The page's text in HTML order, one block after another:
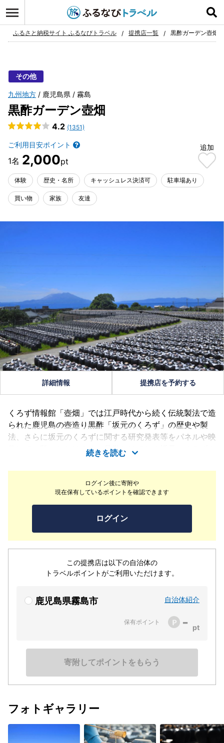
お気に入り
ふるさと納税サイト ふるなびトラベル 提携店一覧 黒酢ガーデン壺畑
その他
九州地方 鹿児島県 霧島
黒酢ガーデン壺畑
4.2 (1351)
ご利用目安ポイント
2,000
追加
体験 歴史・名所 キャッシュレス決済可 駐車場あり
買い物 家族 友達
ログイン後に寄附や
現在保有しているポイントを確認できます
ログイン
この提携店は以下の自治体の
トラベルポイントがご利用いただけます。
鹿児島県霧島市 自治体紹介
保有ポイント -
寄附してポイントをもらう
詳細情報 提携店を予約する
くろず情報館「壺畑」では江戸時代から続く伝統製法で造
られた鹿児島の壺造り黒酢「坂元のくろず」の歴史や製
法、さらに坂元のくろずに関する研究発表等をパネルや映
像にてご覧いただけます。見学だけでなく坂元のくろずを
はじめ、くろずを使った商品の試飲・試食、お買い物もお
楽しみいただけます。
続きを読む
フォトギャラリー